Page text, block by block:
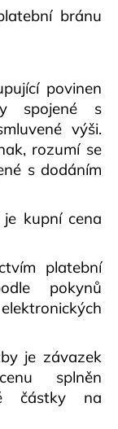
bránu
povinen
spojené s
výši.
rozumí se
s dodáním
kupní cena
platební
pokynů
je závazek
splněn
částky na